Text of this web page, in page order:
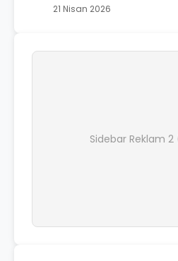
21 Nisan 2026
Sidebar Reklam